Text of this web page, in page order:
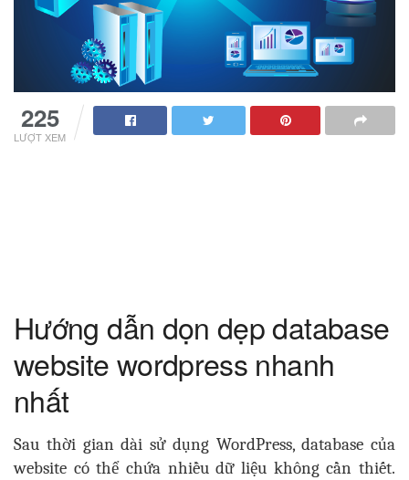
225
LƯỢT XEM
Hướng dẫn dọn dẹp database
website wordpress nhanh
nhất
Sau thời gian dài sử dụng WordPress, database của
website có thể chứa nhiều dữ liệu không cần thiết.